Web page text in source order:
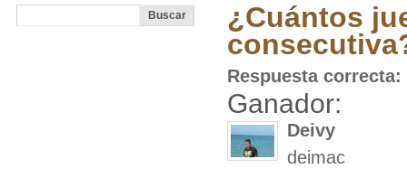
¿Cuántos
Respuesta correcta:
Ganador:
Deivy
deimac